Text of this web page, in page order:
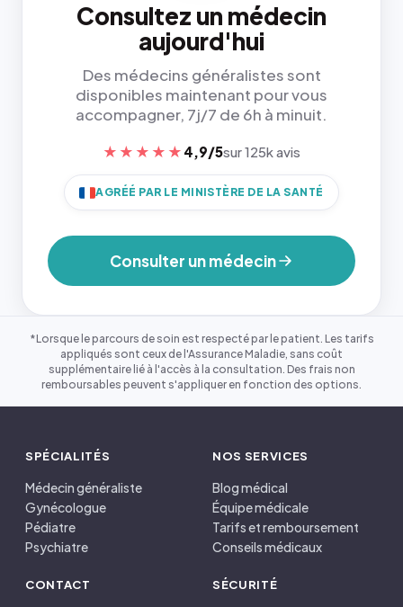
Consultez un médecin
aujourd'hui
Des médecins généralistes sont
disponibles maintenant pour vous
accompagner, 7j/7 de 6h à minuit.
★★★★★ 4,9/5sur 125k avis
AGRÉÉ PAR LE MINISTÈRE DE LA SANTÉ
Consulter un médecin
*Lorsque le parcours de soin est respecté par le patient. Les tarifs
appliqués sont ceux de l'Assurance Maladie, sans coût
supplémentaire lié à l'accès à la consultation. Des frais non
remboursables peuvent s'appliquer en fonction des options.
SPÉCIALITÉS
Médecin généraliste
Gynécologue
Pédiatre
Psychiatre
NOS SERVICES
Blog médical
Équipe médicale
Tarifs et remboursement
Conseils médicaux
CONTACT SÉCURITÉ